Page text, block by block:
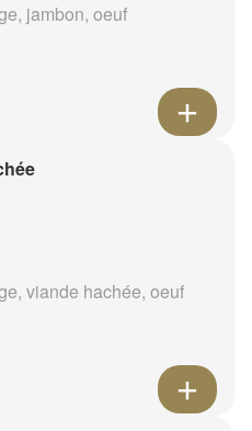
jambon, oeuf
viande hachée, oeuf